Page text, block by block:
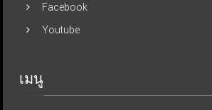
Facebook
Youtube
เมนู